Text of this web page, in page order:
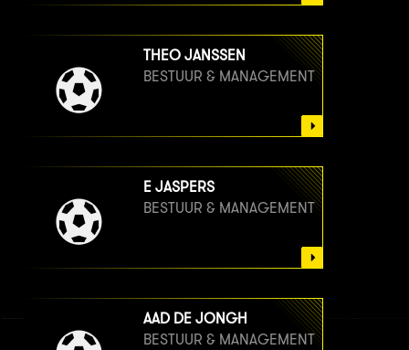
THEO JANSSEN
BESTUUR & MANAGEMENT
E JASPERS
BESTUUR & MANAGEMENT
AAD DE JONGH
BESTUUR & MANAGEMENT